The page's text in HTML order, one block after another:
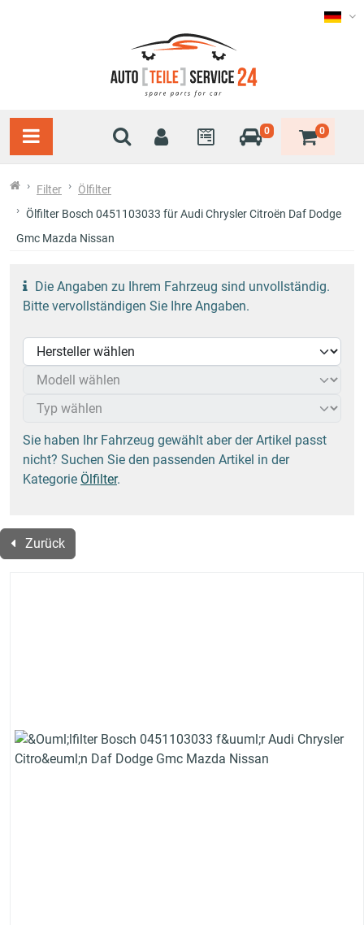
0 0
Filter
Ölfilter
Ölfilter Bosch 0451103033 für Audi Chrysler Citroën Daf Dodge
Gmc Mazda Nissan
Die Angaben zu Ihrem Fahrzeug sind unvollständig.
Bitte vervollständigen Sie Ihre Angaben.
Sie haben Ihr Fahrzeug gewählt aber der Artikel passt
nicht? Suchen Sie den passenden Artikel in der
Kategorie Ölfilter.
Zurück